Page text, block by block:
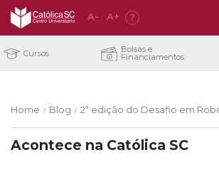
A- A+ ?
Cursos Bolsas e
Financiamentos
Home / Blog / 2ª edição do Desafio em
Acontece na Católica SC